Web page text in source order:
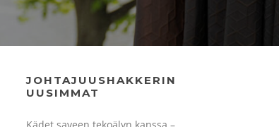
JOHTAJUUSHAKKERIN
UUSIMMAT
Kädet saveen tekoälyn kanssa –